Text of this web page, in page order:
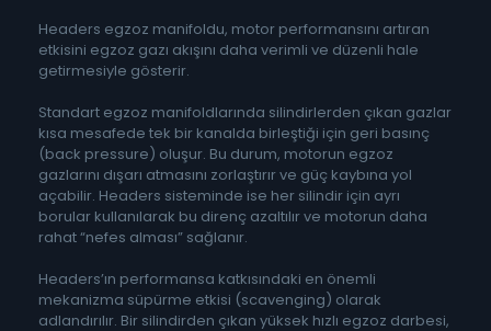
Headers egzoz manifoldu, motor performansını artıran
etkisini egzoz gazı akışını daha verimli ve düzenli hale
getirmesiyle gösterir.
Standart egzoz manifoldlarında silindirlerden çıkan gazlar
kısa mesafede tek bir kanalda birleştiği için geri basınç
(back pressure) oluşur. Bu durum, motorun egzoz
gazlarını dışarı atmasını zorlaştırır ve güç kaybına yol
açabilir. Headers sisteminde ise her silindir için ayrı
borular kullanılarak bu direnç azaltılır ve motorun daha
rahat “nefes alması” sağlanır.
Headers’ın performansa katkısındaki en önemli
mekanizma süpürme etkisi (scavenging) olarak
adlandırılır. Bir silindirden çıkan yüksek hızlı egzoz darbesi,